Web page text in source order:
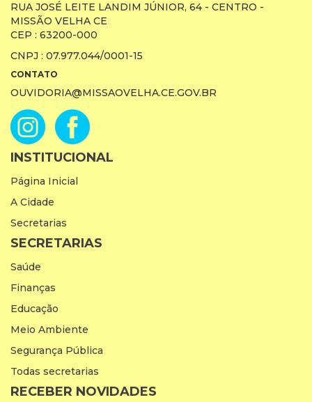
RUA JOSÉ LEITE LANDIM JÚNIOR, 64 - CENTRO -
MISSÃO VELHA CE
CEP : 63200-000
CNPJ : 07.977.044/0001-15
CONTATO
OUVIDORIA@MISSAOVELHA.CE.GOV.BR
INSTITUCIONAL
Página Inicial
A Cidade
Secretarias
SECRETARIAS
Saúde
Finanças
Educação
Meio Ambiente
Segurança Pública
Todas secretarias
RECEBER NOVIDADES